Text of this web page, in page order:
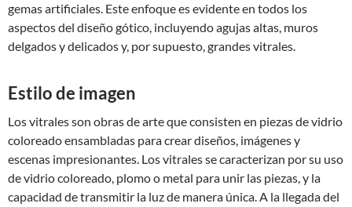
gemas artificiales. Este enfoque es evidente en todos los
aspectos del diseño gótico, incluyendo agujas altas, muros
delgados y delicados y, por supuesto, grandes vitrales.
Estilo de imagen
Los vitrales son obras de arte que consisten en piezas de vidrio
coloreado ensambladas para crear diseños, imágenes y
escenas impresionantes. Los vitrales se caracterizan por su uso
de vidrio coloreado, plomo o metal para unir las piezas, y la
capacidad de transmitir la luz de manera única. A la llegada del